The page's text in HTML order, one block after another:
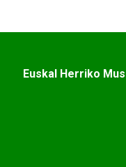
Euskal Herriko